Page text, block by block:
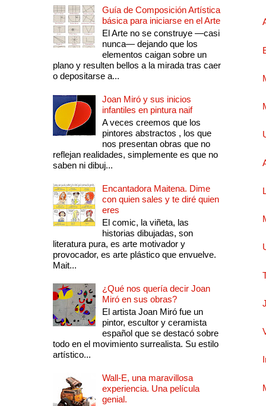
Guía de Composición Artística
básica para iniciarse en el Arte
El Arte no se construye —casi
nunca— dejando que los
elementos caigan sobre un
plano y resulten bellos a la mirada tras caer
o depositarse a...
Joan Miró y sus inicios
infantiles en pintura naif
A veces creemos que los
pintores abstractos , los que
nos presentan obras que no
reflejan realidades, simplemente es que no
saben ni dibuj...
Encantadora Maitena. Dime
con quien sales y te diré quien
eres
El comic, la viñeta, las
historias dibujadas, son
literatura pura, es arte motivador y
provocador, es arte plástico que envuelve.
Mait...
¿Qué nos quería decir Joan
Miró en sus obras?
El artista Joan Miró fue un
pintor, escultor y ceramista
español que se destacó sobre
todo en el movimiento surrealista. Su estilo
artístico...
Wall-E, una maravillosa
experiencia. Una película
genial.